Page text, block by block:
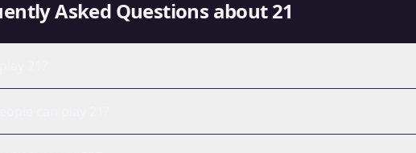
Asked Questions about21